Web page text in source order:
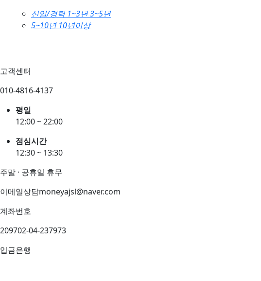
신입/경력 1~3년3~5년
5~10년 10년이상
고객센터
010-4816-4137
평일
12:00 ~ 22:00
점심시간
12:30 ~ 13:30
주말 · 공휴일 휴무
이메일상담moneyajsl@naver.com
계좌번호
209702-04-237973
입금은행